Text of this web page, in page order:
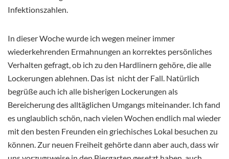
Infektionszahlen.
In dieser Woche wurde ich wegen meiner immer
wiederkehrenden Ermahnungen an korrektes persönliches
Verhalten gefragt, ob ich zu den Hardlinern gehöre, die alle
Lockerungen ablehnen. Das ist nicht der Fall. Natürlich
begrüße auch ich alle bisherigen Lockerungen als
Bereicherung des alltäglichen Umgangs miteinander. Ich fand
es unglaublich schön, nach vielen Wochen endlich mal wieder
mit den besten Freunden ein griechisches Lokal besuchen zu
können. Zur neuen Freiheit gehörte dann aber auch, dass wir